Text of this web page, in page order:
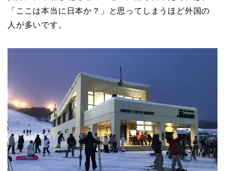
「ここは本当に日本か？」と思ってしまうほど外国の
人が多いです。